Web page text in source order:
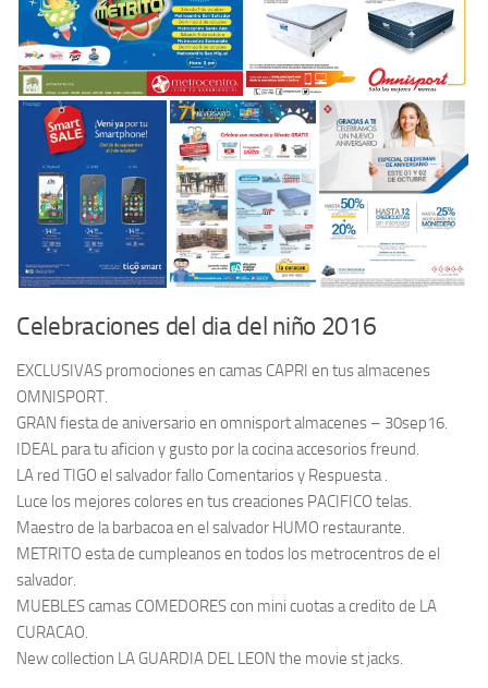
Celebraciones del dia del niño 2016
EXCLUSIVAS promociones en camas CAPRI en tus almacenes
OMNISPORT.
GRAN fiesta de aniversario en omnisport almacenes – 30sep16.
IDEAL para tu aficion y gusto por la cocina accesorios freund.
LA red TIGO el salvador fallo Comentarios y Respuesta .
Luce los mejores colores en tus creaciones PACIFICO telas.
Maestro de la barbacoa en el salvador HUMO restaurante.
METRITO esta de cumpleanos en todos los metrocentros de el
salvador.
MUEBLES camas COMEDORES con mini cuotas a credito de LA
CURACAO.
New collection LA GUARDIA DEL LEON the movie st jacks.